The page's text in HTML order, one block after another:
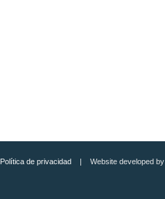
Política de privacidad | Website developed by